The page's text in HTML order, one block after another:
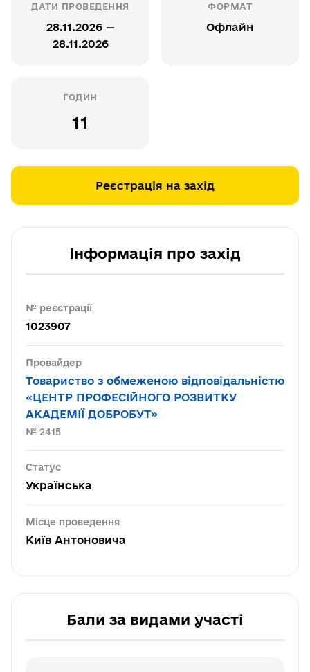
ДАТИ ПРОВЕДЕННЯ
28.11.2026 —
28.11.2026
ФОРМАТ
Офлайн
ГОДИН
11
Реєстрація на захід
Інформація про захід
№ реєстрації
1023907
Провайдер
Товариство з обмеженою відповідальністю
«ЦЕНТР ПРОФЕСІЙНОГО РОЗВИТКУ
АКАДЕМІЇ ДОБРОБУТ»
№ 2415
Статус
Українська
Місце проведення
Київ Антоновича
Бали за видами участі